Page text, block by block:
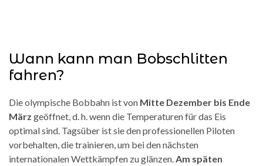
Wann kann man Bobschlitten
fahren?
Die olympische Bobbahn ist von Mitte Dezember bis Ende
März geöffnet, d. h. wenn die Temperaturen für das Eis
optimal sind. Tagsüber ist sie den professionellen Piloten
vorbehalten, die trainieren, um bei den nächsten
internationalen Wettkämpfen zu glänzen. Am späten